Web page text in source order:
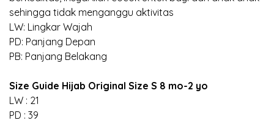
sehingga tidak menganggu aktivitas
LW: Lingkar Wajah
PD: Panjang Depan
PB: Panjang Belakang
Size Guide Hijab Original Size S 8 mo-2 yo
LW : 21
PD : 39